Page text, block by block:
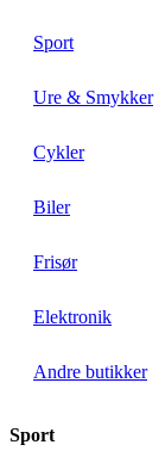
Sport
Ure & Smykker
Cykler
Biler
Frisør
Elektronik
Andre butikker
Sport